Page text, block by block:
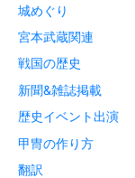
城めぐり
宮本武蔵関連
戦国の歴史
新聞&雑誌掲載
歴史イベント出演
甲冑の作り方
翻訳